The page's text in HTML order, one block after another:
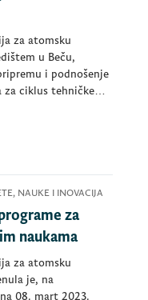
za atomsku
u Beču,
i podnošenje
ciklus tehničke
NAUKE I INOVACIJA
za
naukama
za atomsku
je, na
08. mart 2023.